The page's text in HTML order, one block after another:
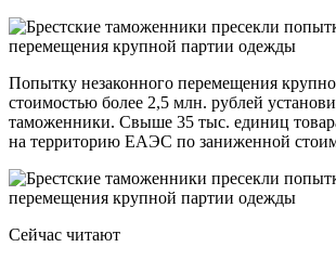
Попытку незаконного перемещения
стоимостью более 2,5 млн. рублей
таможенники. Свыше 35 тыс. единиц
на территорию ЕАЭС по заниженной
Сейчас читают